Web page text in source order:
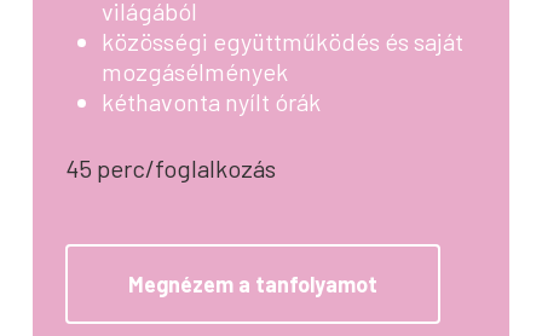
világából
közösségi együttműködés és saját
mozgásélmények
kéthavonta nyílt órák
45 perc/foglalkozás
Megnézem a tanfolyamot